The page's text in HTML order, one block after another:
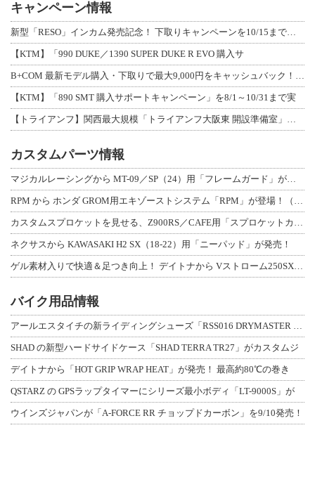
キャンペーン情報
新型「RESO」インカム発売記念！ 下取りキャンペーンを10/15まで延長して開
【KTM】「990 DUKE／1390 SUPER DUKE R EVO 購入サ
B+COM 最新モデル購入・下取りで最大9,000円をキャッシュバック！「B+F
【KTM】「890 SMT 購入サポートキャンペーン」を8/1～10/31まで実
【トライアンフ】関西最大規模「トライアンフ大阪東 開設準備室」がオープン！ 限定
カスタムパーツ情報
マジカルレーシングから MT-09／SP（24）用「フレームガード」が登場！
RPM から ホンダ GROM用エキゾーストシステム「RPM」が登場！（動画あり
カスタムスプロケットを見せる、Z900RS／CAFE用「スプロケットカバーフルキ
ネクサスから KAWASAKI H2 SX（18-22）用「ニーパッド」が発売！
ゲル素材入りで快適＆足つき向上！ デイトナから Vストローム250SX用「快適ロ
バイク用品情報
アールエスタイチの新ライディングシューズ「RSS016 DRYMASTER スト
SHAD の新型ハードサイドケース「SHAD TERRA TR27」がカスタムジ
デイトナから「HOT GRIP WRAP HEAT」が発売！ 最高約80℃の巻き
QSTARZ の GPSラップタイマーにシリーズ最小ボディ「LT-9000S」が
ウインズジャパンが「A-FORCE RR チョップドカーボン」を9/10発売！